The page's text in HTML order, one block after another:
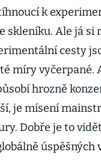
k
skleníku. Ale já si
cesty
míry vyčerpané.
hrozně
je mísení
Dobře je to
úspěšných